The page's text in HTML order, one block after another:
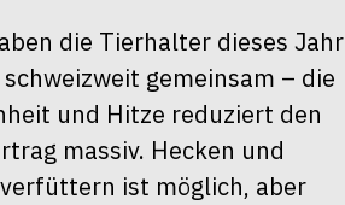
die Tierhalter dieses Jahr
gemeinsam – die
und Hitze reduziert den
massiv. Hecken und
ist möglich, aber